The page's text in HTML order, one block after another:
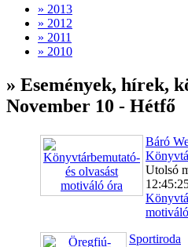
» 2013
» 2012
» 2011
» 2010
» Események, hírek,
November 10 - Hétfő
Báró
Utolsó
Sportiroda